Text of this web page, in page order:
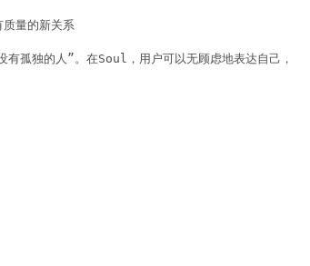
量的新关系
孤独的人”。在Soul，用户可以无顾虑地表达自己，